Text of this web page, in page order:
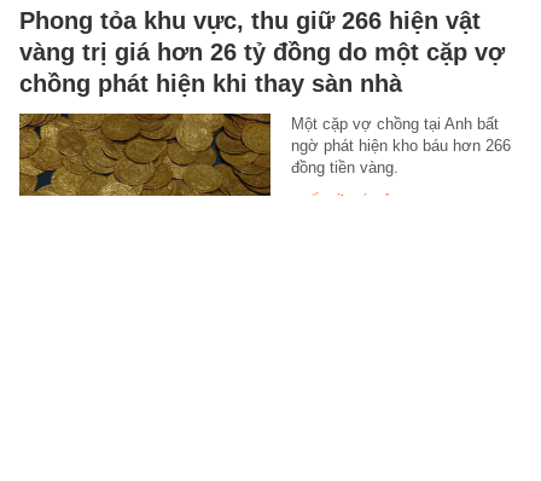
Phong tỏa khu vực, thu giữ 266 hiện vật
vàng trị giá hơn 26 tỷ đồng do một cặp vợ
chồng phát hiện khi thay sàn nhà
Một cặp vợ chồng tại Anh bất
ngờ phát hiện kho báu hơn 266
đồng tiền vàng.
THẾ GIỚI ĐÓ ĐÂY